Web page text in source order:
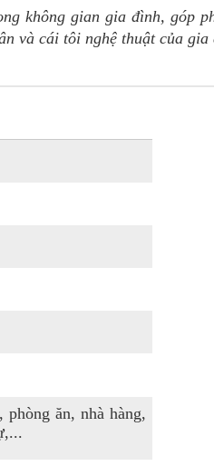
không gian gia đình, góp
và cái tôi nghệ thuật của gia
ăn, nhà hàng,